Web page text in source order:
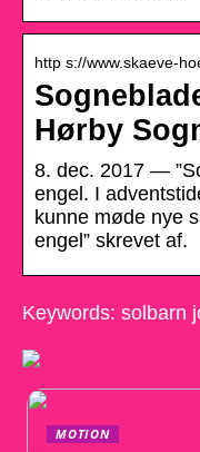
http s://www.skaeve-
Hørby
8. dec. 2017 —
engel. I
kunne møde nye
engel” skrevet af.
Keywords: solbarn
MOTION